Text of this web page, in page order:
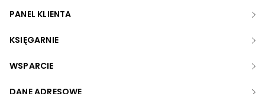
PANEL KLIENTA
KSIĘGARNIE
WSPARCIE
DANE ADRESOWE